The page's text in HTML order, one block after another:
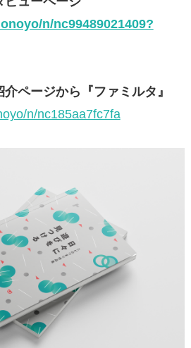
n/nc99489021409?
ページから『ファミルタ』
n/nc185aa7fc7fa